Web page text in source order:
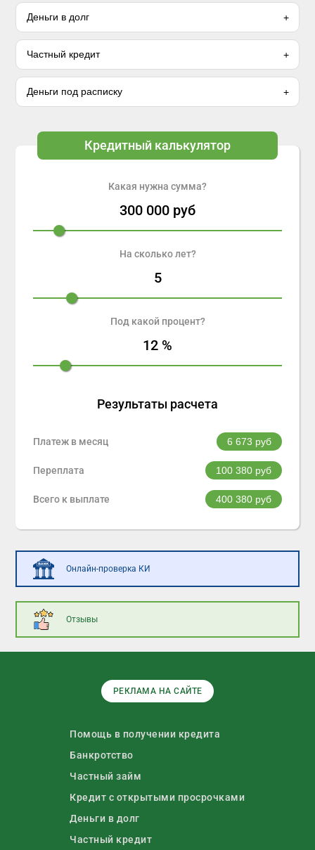
Деньги в долг
Частный кредит
Деньги под расписку
Кредитный калькулятор
Какая нужна сумма?
300 000 руб
На сколько лет?
5
Под какой процент?
12 %
Результаты расчета
Платеж в месяц 6 673 руб
Переплата 100 380руб
Всего к выплате 400 380руб
Онлайн-проверка КИ
Отзывы
РЕКЛАМА НА САЙТЕ
Помощь в получении кредита
Банкротство
Частный займ
Кредит с открытыми просрочками
Деньги в долг
Частный кредит